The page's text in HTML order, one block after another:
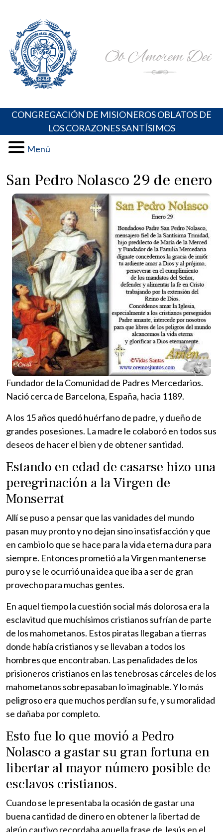
content
Portal de los Padres Oblatos. Advocaciones Marianas,
Oraciones, Música religiosa y más
CONGREGACIÓN DE MISIONEROS OBLATOS DE
LOS CORAZONES SANTÍSIMOS
Menú
San Pedro Nolasco 29 de enero
Fundador de la Comunidad de Padres Mercedarios.
Nació cerca de Barcelona, España, hacia 1189.
A los 15 años quedó huérfano de padre, y dueño de
grandes posesiones. La madre le colaboró en todos sus
deseos de hacer el bien y de obtener santidad.
Estando en edad de casarse hizo una
peregrinación a la Virgen de
Monserrat
Allí se puso a pensar que las vanidades del mundo
pasan muy pronto y no dejan sino insatisfacción y que
en cambio lo que se hace para la vida eterna dura para
siempre. Entonces prometió a la Virgen mantenerse
puro y se le ocurrió una idea que iba a ser de gran
provecho para muchas gentes.
En aquel tiempo la cuestión social más dolorosa era la
esclavitud que muchísimos cristianos sufrían de parte
de los mahometanos. Estos piratas llegaban a tierras
donde había cristianos y se llevaban a todos los
hombres que encontraban. Las penalidades de los
prisioneros cristianos en las tenebrosas cárceles de los
mahometanos sobrepasaban lo imaginable. Y lo más
peligroso era que muchos perdían su fe, y su moralidad
se dañaba por completo.
Esto fue lo que movió a Pedro
Nolasco a gastar su gran fortuna en
libertar al mayor número posible de
esclavos cristianos.
Cuando se le presentaba la ocasión de gastar una
buena cantidad de dinero en obtener la libertad de
algún cautivo recordaba aquella frase de Jesús en el